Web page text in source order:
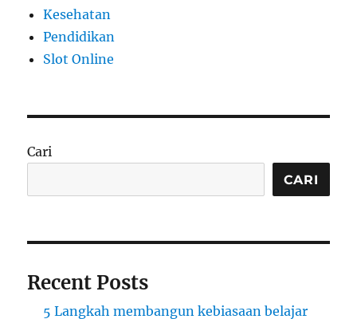
Kesehatan
Pendidikan
Slot Online
Cari
CARI
Recent Posts
5 Langkah membangun kebiasaan belajar